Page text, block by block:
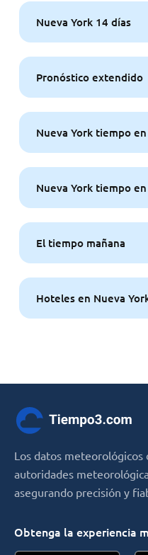
Nueva York 14 días
Pronóstico extendido
Nueva York tiempo
Nueva York tiempo
El tiempo mañana
Hoteles en Nueva
Los datos
autoridades
asegurando precisión y
Obtenga la experiencia